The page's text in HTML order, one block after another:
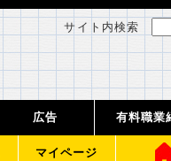
サイト内検索
広告 有料職業
マイページ